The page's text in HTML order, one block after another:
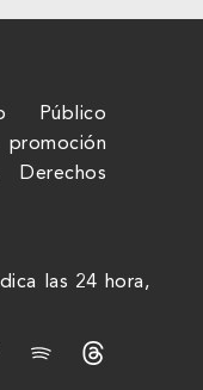
Público
las 24 hora,